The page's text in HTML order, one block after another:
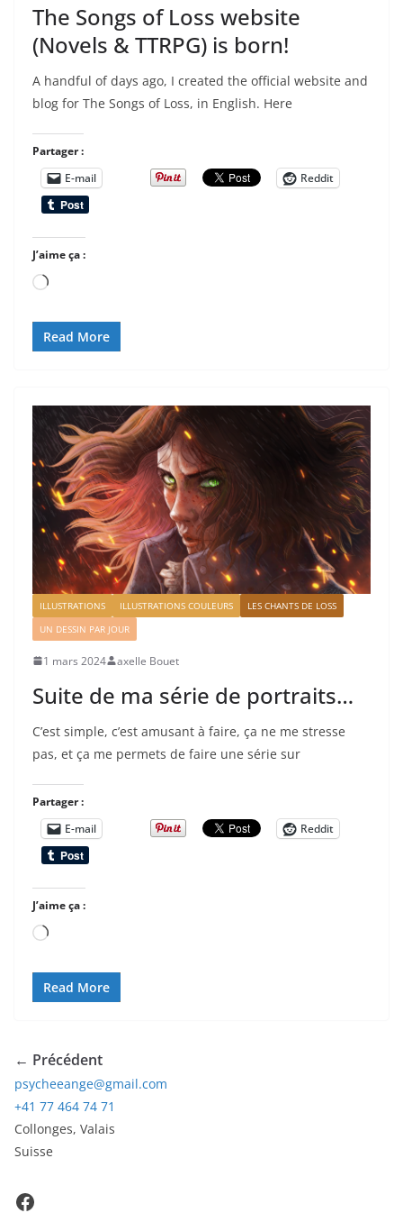
The Songs of Loss website
(Novels & TTRPG) is born!
A handful of days ago, I created the official website and
blog for The Songs of Loss, in English. Here
Partager :
E-mail
Reddit
J’aime ça :
Chargement…
Read More
ILLUSTRATIONS ILLUSTRATIONS COULEURS
LES CHANTS DE LOSS
UN DESSIN PAR JOUR
1 mars 2024 axelle Bouet
Suite de ma série de portraits…
C’est simple, c’est amusant à faire, ça ne me stresse
pas, et ça me permets de faire une série sur
Partager :
E-mail
Reddit
J’aime ça :
Chargement…
Read More
← Précédent
psycheeange@gmail.com
+41 77 464 74 71
Collonges, Valais
Suisse
Facebook